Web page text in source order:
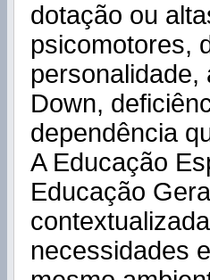
dotação ou
psicomotores,
personalidade,
Down,
dependência
A Educação
Educação
necessidades